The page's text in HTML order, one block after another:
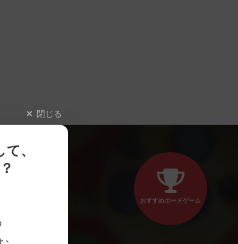
閉じる
、
おすすめボードゲーム